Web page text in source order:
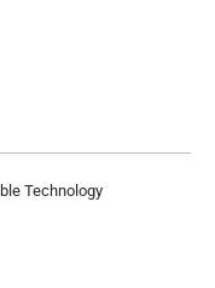
Technology